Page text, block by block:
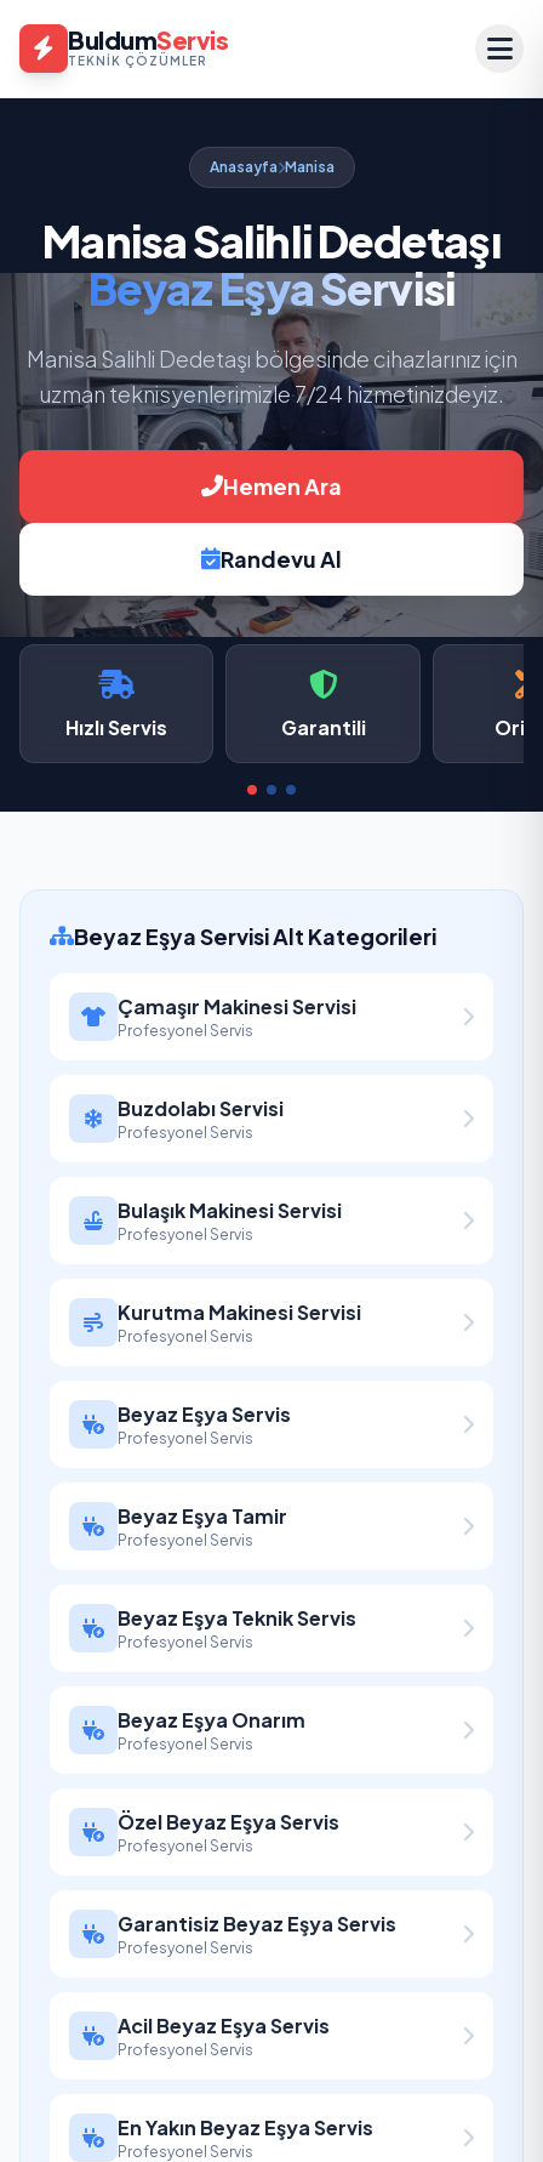
BuldumServis
TEKNIK ÇÖZÜMLER
Anasayfa Manisa
Manisa Salihli Dedetaşı
Beyaz Eşya Servisi
Manisa Salihli Dedetaşı bölgesinde cihazlarınız için
uzman teknisyenlerimizle 7/24 hizmetinizdeyiz.
Hemen Ara
Randevu Al
Hızlı Servis Garantili
Beyaz Eşya Servisi Alt Kategorileri
Çamaşır Makinesi Servisi
Profesyonel Servis
Buzdolabı Servisi
Profesyonel Servis
Bulaşık Makinesi Servisi
Profesyonel Servis
Kurutma Makinesi Servisi
Profesyonel Servis
Beyaz Eşya Servis
Profesyonel Servis
Beyaz Eşya Tamir
Profesyonel Servis
Beyaz Eşya Teknik Servis
Profesyonel Servis
Beyaz Eşya Onarım
Profesyonel Servis
Özel Beyaz Eşya Servis
Profesyonel Servis
Garantisiz Beyaz Eşya Servis
Profesyonel Servis
Acil Beyaz Eşya Servis
Profesyonel Servis
En Yakın Beyaz Eşya Servis
Profesyonel Servis